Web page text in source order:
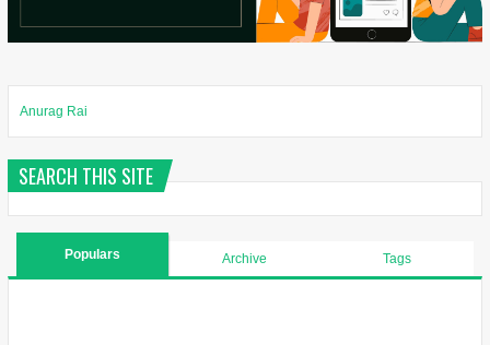
Anurag Rai
SEARCH THIS SITE
Populars Archive Tags